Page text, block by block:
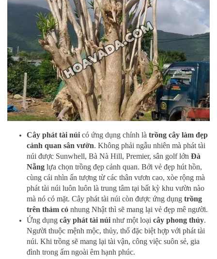
Cây phát tài núi có ứng dụng chính là trồng cây làm đẹp
cảnh quan sân vườn. Không phải ngẫu nhiên mà phát tài
núi được Sunwhell, Bà Nà Hill, Premier, sân golf lớn Đà
Nẵng lựa chọn trồng đẹp cảnh quan. Bởi vẻ đẹp hút hồn,
cùng cái nhìn ấn tượng từ các thân vươn cao, xòe rộng mà
phát tài núi luôn luôn là trung tâm tại bất kỳ khu vườn nào
mà nó có mặt. Cây phát tài núi còn được ứng dụng trồng
trên thảm cỏ nhung Nhật thì sẽ mang lại vẻ đẹp mê người.
Ứng dụng cây phát tài núi như một loại cây phong thủy.
Người thuộc mệnh mộc, thủy, thổ đặc biệt hợp với phát tài
núi. Khi trồng sẽ mang lại tài vận, công việc suôn sẻ, gia
đình trong ấm ngoài êm hạnh phúc.